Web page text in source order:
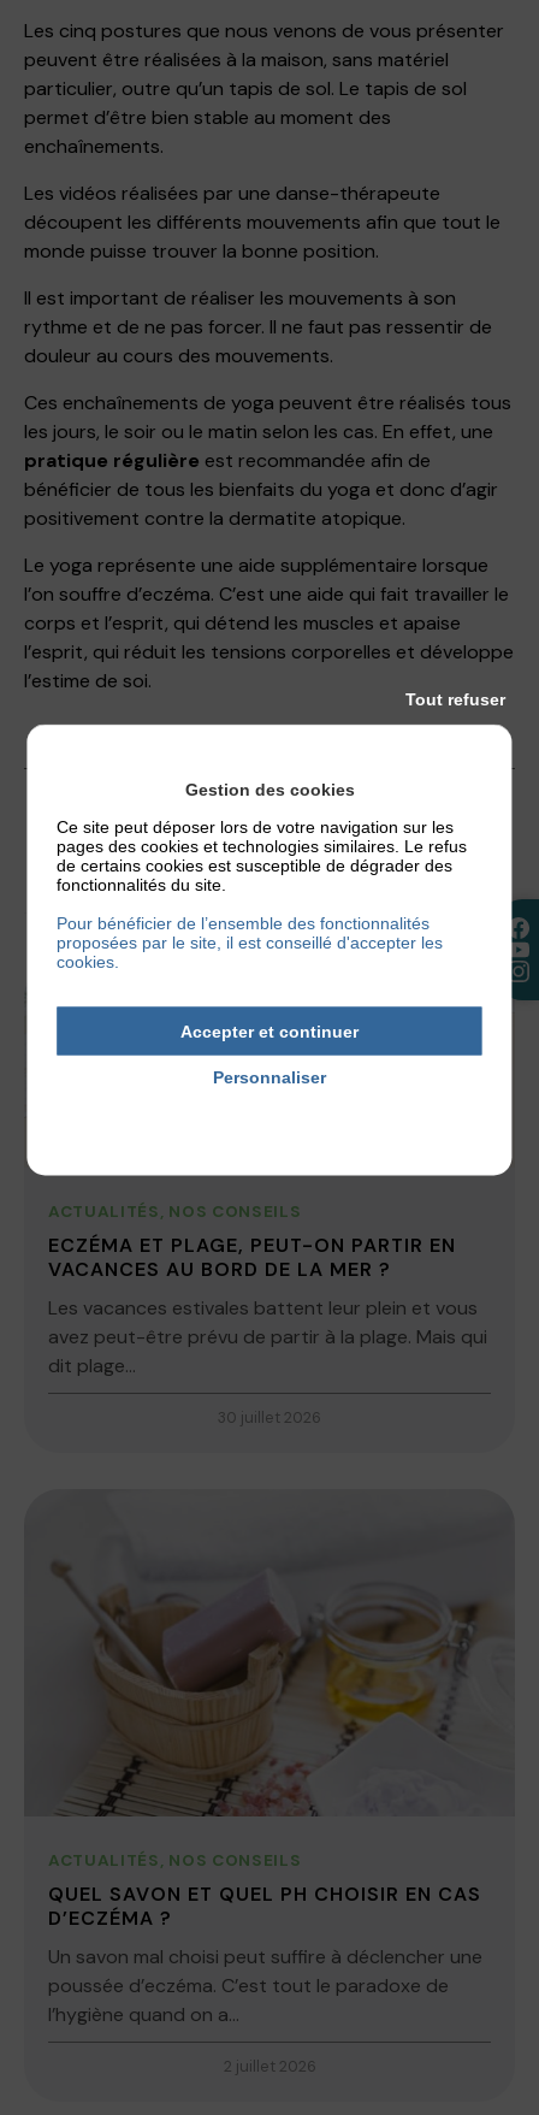
Les cinq postures que nous venons de vous présenter
peuvent être réalisées à la maison, sans matériel
particulier, outre qu’un tapis de sol. Le tapis de sol
permet d’être bien stable au moment des
enchaînements.
Les vidéos réalisées par une danse-thérapeute
découpent les différents mouvements afin que tout le
monde puisse trouver la bonne position.
Il est important de réaliser les mouvements à son
rythme et de ne pas forcer. Il ne faut pas ressentir de
douleur au cours des mouvements.
Ces enchaînements de yoga peuvent être réalisés tous
les jours, le soir ou le matin selon les cas. En effet, une
pratique régulière est recommandée afin de
bénéficier de tous les bienfaits du yoga et donc d’agir
positivement contre la dermatite atopique.
Le yoga représente une aide supplémentaire lorsque
l’on souffre d’eczéma. C’est une aide qui fait travailler le
corps et l’esprit, qui détend les muscles et apaise
l’esprit, qui réduit les tensions corporelles et développe
l’estime de soi.
23 mai 2024
ACTUALITÉS, NOS CONSEILS
ECZÉMA ET PLAGE, PEUT-ON PARTIR EN
VACANCES AU BORD DE LA MER ?
Les vacances estivales battent leur plein et vous
avez peut-être prévu de partir à la plage. Mais qui
dit plage...
30 juillet 2026
ACTUALITÉS, NOS CONSEILS
QUEL SAVON ET QUEL PH CHOISIR EN CAS
D’ECZÉMA ?
Un savon mal choisi peut suffire à déclencher une
poussée d’eczéma. C’est tout le paradoxe de
l’hygiène quand on a...
2 juillet 2026
Gestion des cookies
Ce site peut déposer lors de votre navigation sur les
pages des cookies et technologies similaires. Le refus
de certains cookies est susceptible de dégrader des
fonctionnalités du site.
Pour bénéficier de l’ensemble des fonctionnalités
proposées par le site, il est conseillé d'accepter les
cookies.
Accepter et continuer
Tout refuser
Personnaliser